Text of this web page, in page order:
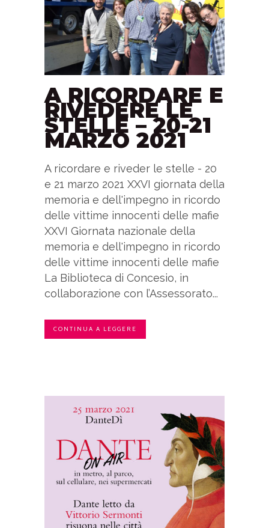
A RICORDARE E
RIVEDERE LE
STELLE – 20-21
MARZO 2021
A ricordare e riveder le stelle - 20
e 21 marzo 2021 XXVI giornata della
memoria e dell'impegno in ricordo
delle vittime innocenti delle mafie
XXVI Giornata nazionale della
memoria e dell'impegno in ricordo
delle vittime innocenti delle mafie
La Biblioteca di Concesio, in
collaborazione con l’Assessorato...
CONTINUA A LEGGERE